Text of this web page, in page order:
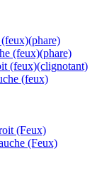
(feux)(phare)
(feux)(clignotant)
(feux)
(Feux)
(Feux)